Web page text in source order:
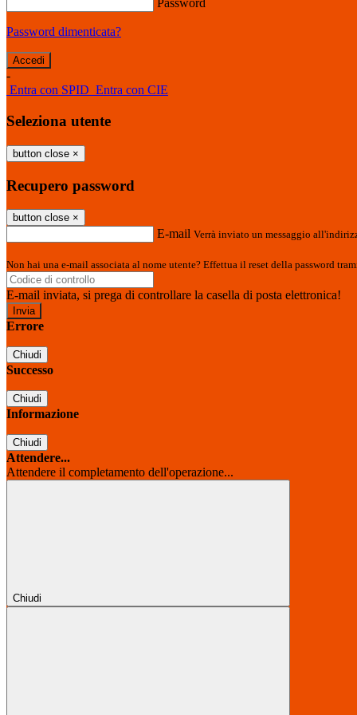
Password
Password dimenticata?
-
Entra con SPID Entra con CIE
Seleziona utente
button close ×
Recupero password
button close ×
E-mail Verrà inviato un messaggio
Non hai una e-mail associata al nome utente? Effettua il reset della password
E-mail inviata, si prega di controllare la casella di posta elettronica!
Errore
Chiudi
Successo
Chiudi
Informazione
Chiudi
Attendere...
Attendere il completamento dell'operazione...
Chiudi